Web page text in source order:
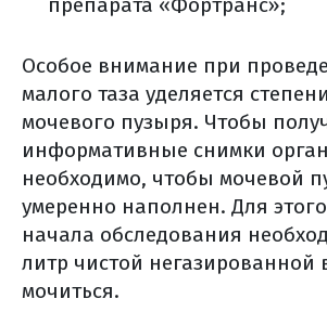
Особое внимание при
малого таза уделяется
мочевого пузыря. Чтобы
информативные снимки
необходимо, чтобы мочевой
умеренно наполнен. Для
начала обследования
литр чистой негазированной
мочиться.